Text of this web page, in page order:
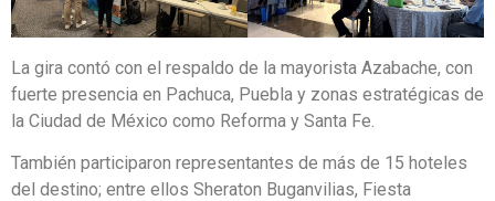
La gira contó con el respaldo de la mayorista Azabache, con
fuerte presencia en Pachuca, Puebla y zonas estratégicas de
la Ciudad de México como Reforma y Santa Fe.
También participaron representantes de más de 15 hoteles
del destino; entre ellos Sheraton Buganvilias, Fiesta